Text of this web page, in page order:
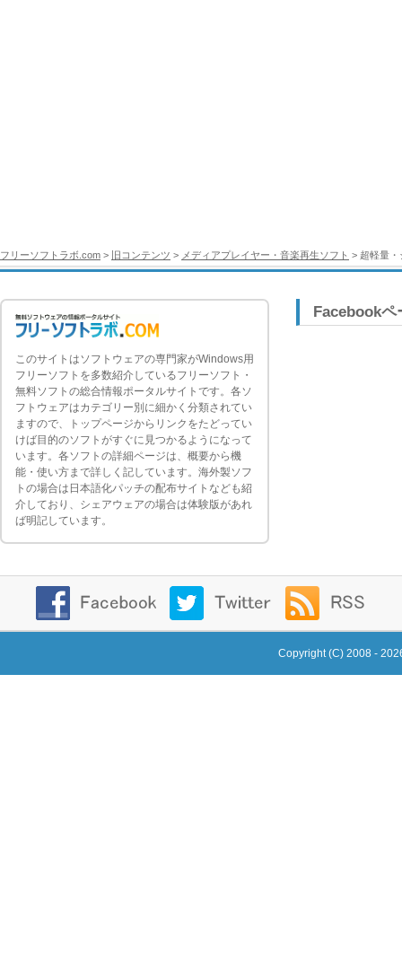
フリーソフトラボ.com > 旧コンテンツ > メディアプレイヤー・音楽再生ソフト > 超軽量・
このサイトはソフトウェアの専門家がWindows用
フリーソフトを多数紹介しているフリーソフト・
無料ソフトの総合情報ポータルサイトです。各ソ
フトウェアはカテゴリー別に細かく分類されてい
ますので、トップページからリンクをたどってい
けば目的のソフトがすぐに見つかるようになって
います。各ソフトの詳細ページは、概要から機
能・使い方まで詳しく記しています。海外製ソフ
トの場合は日本語化パッチの配布サイトなども紹
介しており、シェアウェアの場合は体験版があれ
ば明記しています。
Facebookペ
Copyright (C) 2008 -